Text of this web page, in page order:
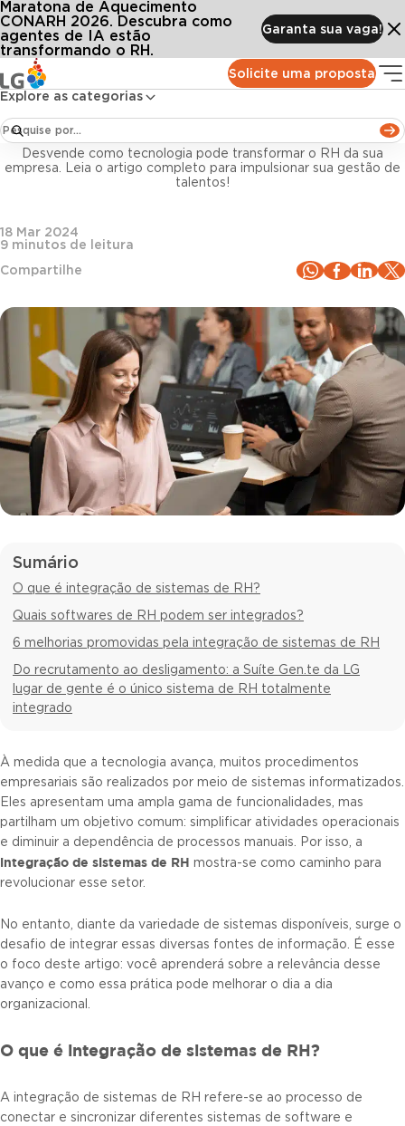
Solicite uma proposta
Explore as categorias
Maratona de Aquecimento
CONARH 2026. Descubra como
agentes de IA estão
transformando o RH.
Garanta sua vaga!
Conteúdos Blog LG
6 benefícios da integração de sistemas de RH para a sua empresa
Tecnologia e Inovação
6 benefícios da integração de sistemas de RH
para a sua empresa
Desvende como tecnologia pode transformar o RH da sua
empresa. Leia o artigo completo para impulsionar sua gestão de
talentos!
18 Mar 2024
9 minutos de leitura
Compartilhe
Sumário
O que é integração de sistemas de RH?
Quais softwares de RH podem ser integrados?
6 melhorias promovidas pela integração de sistemas de RH
Do recrutamento ao desligamento: a Suíte Gen.te da LG
lugar de gente é o único sistema de RH totalmente
integrado
À medida que a tecnologia avança, muitos procedimentos
empresariais são realizados por meio de sistemas informatizados.
Eles apresentam uma ampla gama de funcionalidades, mas
partilham um objetivo comum: simplificar atividades operacionais
e diminuir a dependência de processos manuais. Por isso, a
integração de sistemas de RH mostra-se como caminho para
revolucionar esse setor.
No entanto, diante da variedade de sistemas disponíveis, surge o
desafio de integrar essas diversas fontes de informação. É esse
o foco deste artigo: você aprenderá sobre a relevância desse
avanço e como essa prática pode melhorar o dia a dia
organizacional.
O que é integração de sistemas de RH?
A integração de sistemas de RH refere-se ao processo de
conectar e sincronizar diferentes sistemas de software e